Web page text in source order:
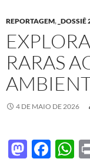
REPORTAGEM, _DOSSIÊ
RARAS
4 DE MAIO DE 2026
M F